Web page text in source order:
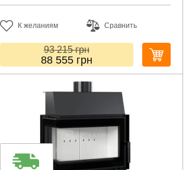
К желаниям Сравнить
93 215грн
88 555 грн